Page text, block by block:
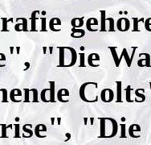
"Die
"Die